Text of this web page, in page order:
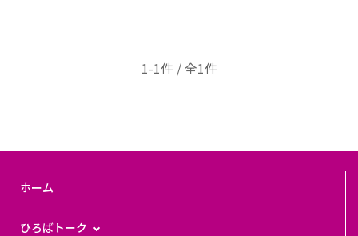
1-1件 / 全1件
ホーム
ひろばトーク